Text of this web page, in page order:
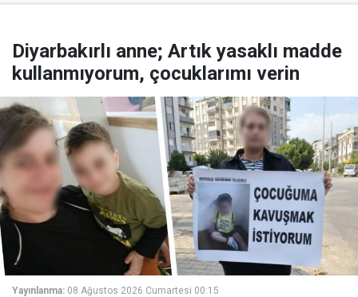
Diyarbakırlı anne; Artık yasaklı madde
kullanmıyorum, çocuklarımı verin
Yayınlanma: 08 Ağustos 2026 Cumartesi 00:15